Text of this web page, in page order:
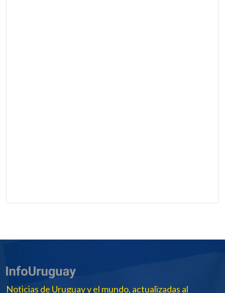
Noticias de Uruguay y el mundo, actualizadas al